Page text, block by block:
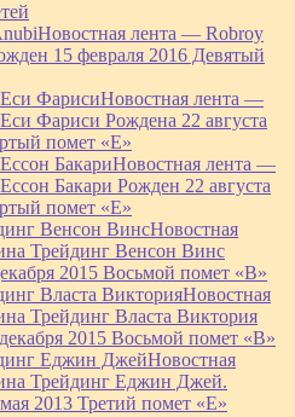
Новостная лента — Robroy
15 февраля 2016 Девятый
ФарисиНовостная лента —
Фариси Рождена 22 августа
помет «Е»
БакариНовостная лента —
Бакари Рожден 22 августа
помет «Е»
Венсон ВинсНовостная
Трейдинг Венсон Винс
2015 Восьмой помет «В»
Власта ВикторияНовостная
Трейдинг Власта Виктория
2015 Восьмой помет «В»
Еджин ДжейНовостная
Трейдинг Еджин Джей.
2013 Третий помет «Е»